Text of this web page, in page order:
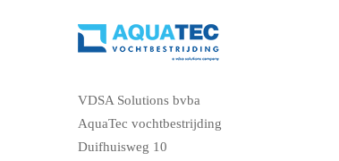
VDSA Solutions bvba
AquaTec vochtbestrijding
Duifhuisweg 10